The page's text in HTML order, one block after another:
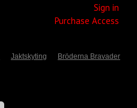
Sign in
Purchase Access
Jaktskyting Bröderna Bravader